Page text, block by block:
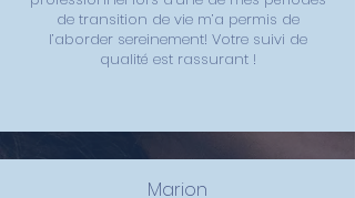
de transition de vie m’a permis de
l’aborder sereinement! Votre suivi de
qualité est rassurant !
Marion